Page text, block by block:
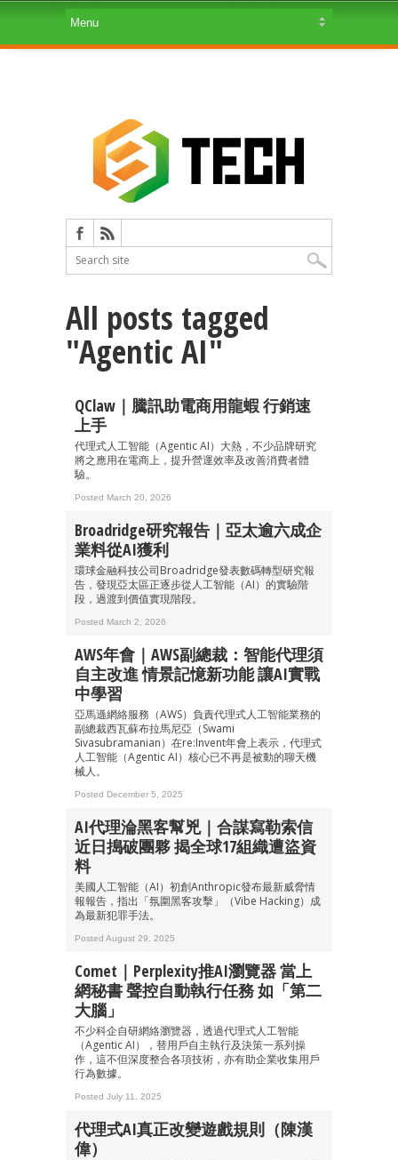
All posts tagged
"Agentic AI"
QClaw｜騰訊助電商用龍蝦 行銷速
上手
代理式人工智能（Agentic AI）大熱，不少品牌研究
將之應用在電商上，提升營運效率及改善消費者體
驗。
Posted March 20, 2026
Broadridge研究報告｜亞太逾六成企
業料從AI獲利
環球金融科技公司Broadridge發表數碼轉型研究報
告，發現亞太區正逐步從人工智能（AI）的實驗階
段，過渡到價值實現階段。
Posted March 2, 2026
AWS年會｜AWS副總裁：智能代理須
自主改進 情景記憶新功能 讓AI實戰
中學習
亞馬遜網絡服務（AWS）負責代理式人工智能業務的
副總裁西瓦蘇布拉馬尼亞（Swami
Sivasubramanian）在re:Invent年會上表示，代理式
人工智能（Agentic AI）核心已不再是被動的聊天機
械人。
Posted December 5, 2025
AI代理淪黑客幫兇｜合謀寫勒索信
近日搗破團夥 揭全球17組織遭盜資
料
美國人工智能（AI）初創Anthropic發布最新威脅情
報報告，指出「氛圍黑客攻擊」（Vibe Hacking）成
為最新犯罪手法。
Posted August 29, 2025
Comet｜Perplexity推AI瀏覽器 當上
網秘書 聲控自動執行任務 如「第二
大腦」
不少科企自研網絡瀏覽器，透過代理式人工智能
（Agentic AI），替用戶自主執行及決策一系列操
作，這不但深度整合各項技術，亦有助企業收集用戶
行為數據。
Posted July 11, 2025
代理式AI真正改變遊戲規則（陳漢
偉）
最新資訊（附創業懶人包）
箱！